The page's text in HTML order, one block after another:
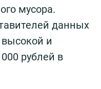
мусора.
данных
высокой и
рублей в